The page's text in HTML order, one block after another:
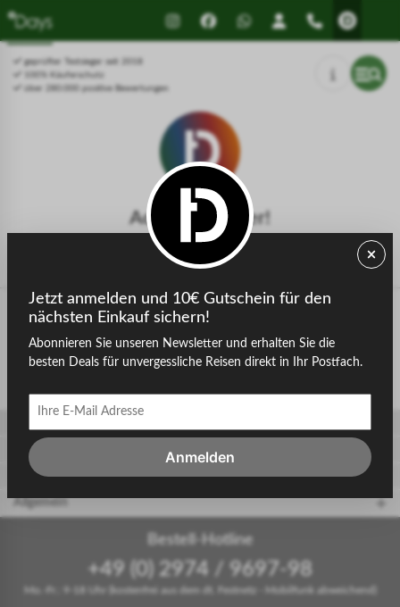
Drücken Sie Alt+1 für den
Bildschirmlesemodus, Alt+0 zum
Abbrechen
Leitfaden für barrierefreie
Bildschirmlesegeräte, Feedback
und Fehlerberichte | Neues
Fenstergeprüfter Testsieger seit 2018
100% Käuferschutz
über 280.000 positive Bewertungen
Achtung, Fehler!
Die gesuchte Seite konnte nicht gefunden werden.
zurück zur Startseite
Gastgeber
touriDat Reiseblog
Allgemein
Bestell-Hotline
+49 (0) 2974 / 9697-98
Mo.-Fr.: 9-18 Uhr (kostenfrei aus dem dt. Festnetz - Mobilfunk abweichend)
Jetzt anmelden und 10€ Gutschein für den
nächsten Einkauf sichern!
Abonnieren Sie unseren Newsletter und erhalten Sie die
besten Deals für unvergessliche Reisen direkt in Ihr Postfach.
Anmelden